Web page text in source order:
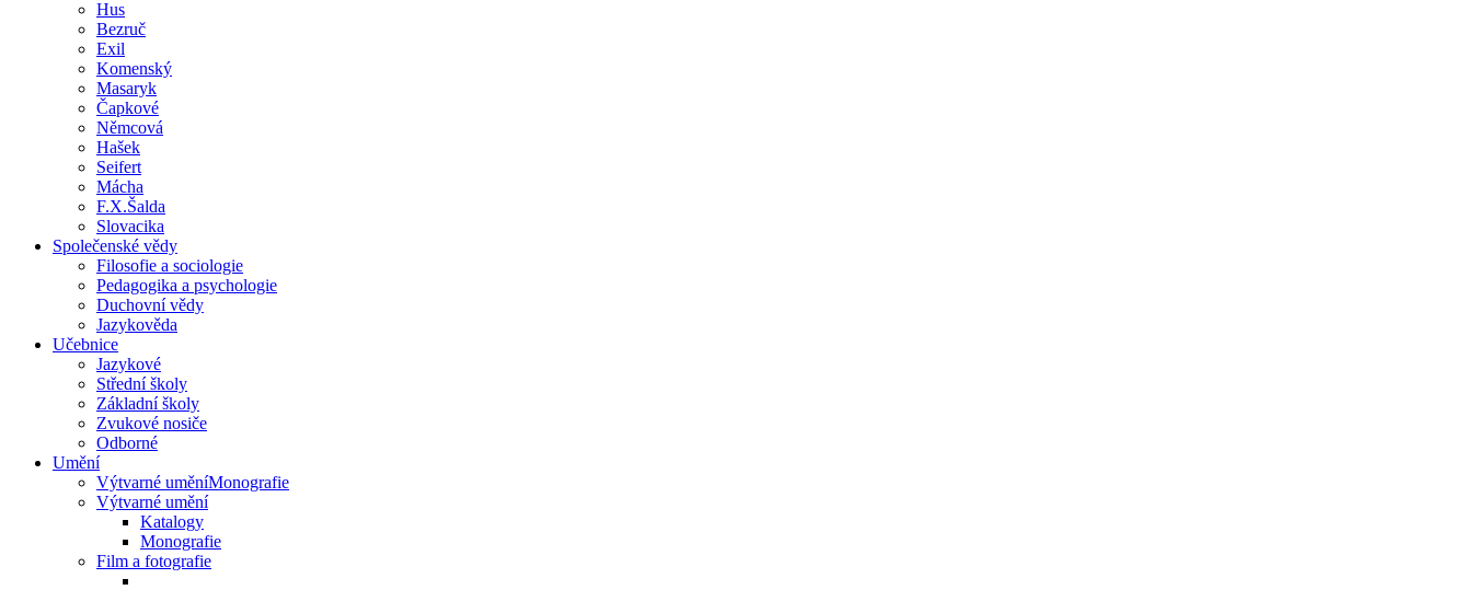
Hus
Bezruč
Exil
Komenský
Masaryk
Čapkové
Němcová
Hašek
Seifert
Mácha
F.X.Šalda
Slovacika
Společenské vědy
Filosofie a sociologie
Pedagogika a psychologie
Duchovní vědy
Jazykověda
Učebnice
Jazykové
Střední školy
Základní školy
Zvukové nosiče
Odborné
Umění
Výtvarné uměníMonografie
Výtvarné umění
Katalogy
Monografie
Film a fotografie